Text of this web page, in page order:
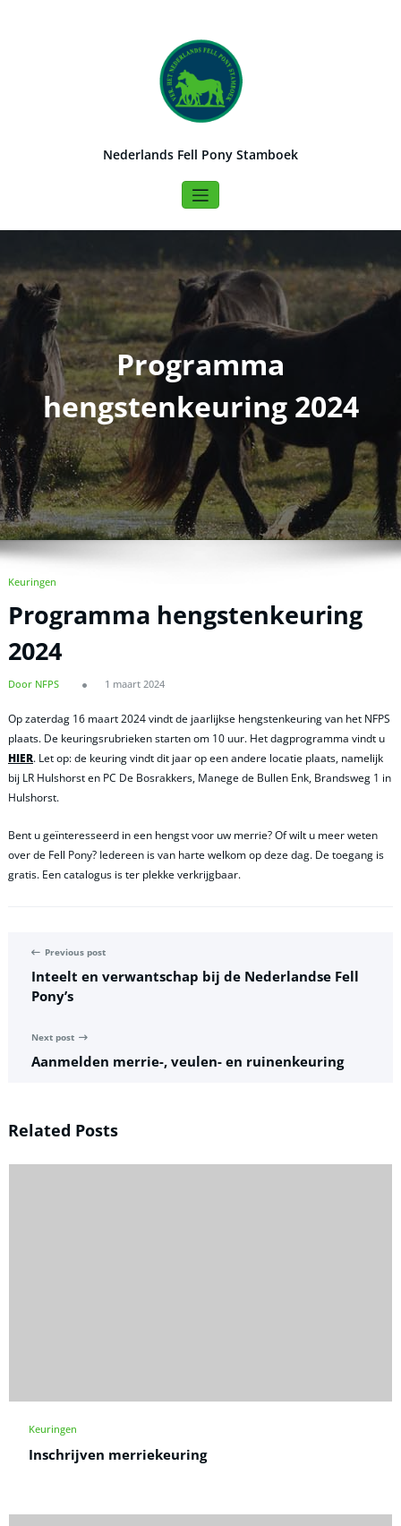
Nederlands Fell Pony Stamboek
Programma
hengstenkeuring 2024
Keuringen
Programma hengstenkeuring
2024
Door NFPS 1 maart 2024
Op zaterdag 16 maart 2024 vindt de jaarlijkse hengstenkeuring van het NFPS
plaats. De keuringsrubrieken starten om 10 uur. Het dagprogramma vindt u
HIER. Let op: de keuring vindt dit jaar op een andere locatie plaats, namelijk
bij LR Hulshorst en PC De Bosrakkers, Manege de Bullen Enk, Brandsweg 1 in
Hulshorst.
Bent u geïnteresseerd in een hengst voor uw merrie? Of wilt u meer weten
over de Fell Pony? Iedereen is van harte welkom op deze dag. De toegang is
gratis. Een catalogus is ter plekke verkrijgbaar.
Previous post
Inteelt en verwantschap bij de Nederlandse Fell
Pony’s
Next post
Aanmelden merrie-, veulen- en ruinenkeuring
Related Posts
Keuringen
Inschrijven merriekeuring